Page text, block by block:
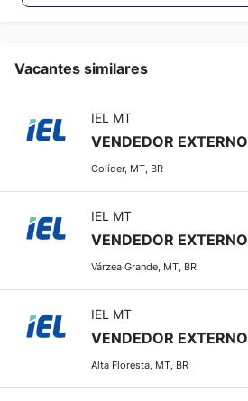
Vacantes similares
IEL MT
VENDEDOR EXTERNO
Colíder, MT, BR
IEL MT
VENDEDOR EXTERNO
Várzea Grande, MT, BR
IEL MT
VENDEDOR EXTERNO
Alta Floresta, MT, BR